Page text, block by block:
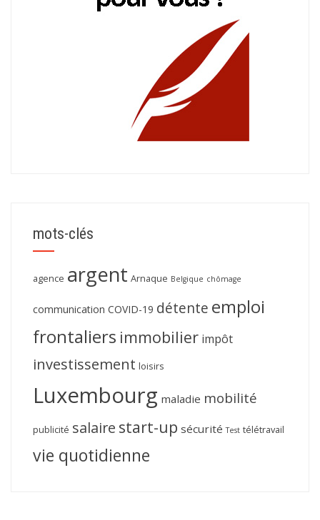
mots-clés
agence argent Arnaque Belgique chômage
communication COVID-19 détente emploi
frontaliers immobilier impôt
investissement loisirs
Luxembourg maladie mobilité
publicité salaire start-up sécurité Test télétravail
vie quotidienne